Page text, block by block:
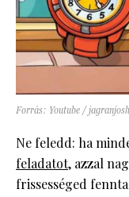
Forrás: Youtube /
Ne feledd: ha
feladatot, azzal
frissességed